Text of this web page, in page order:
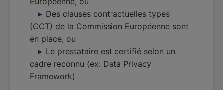
Des clauses contractuelles types
(CCT) de la Commission Européenne sont
en place, ou
Le prestataire est certifié selon un
cadre reconnu (ex: Data Privacy
Framework)